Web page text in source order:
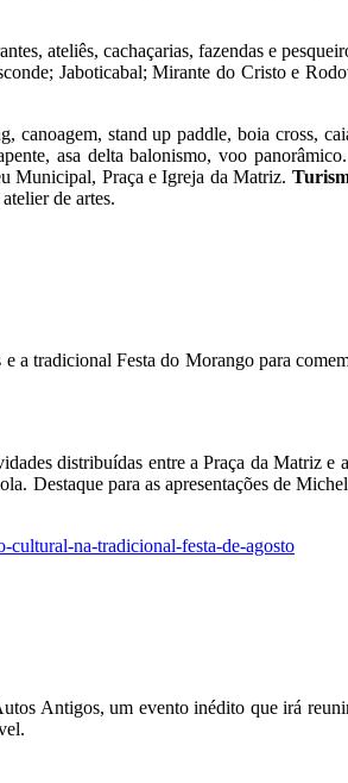
ateliês, cachaçarias, fazendas e
Jaboticabal; Mirante do Cristo e
canoagem, stand up paddle, boia cross,
asa delta balonismo, voo
Municipal, Praça e Igreja da Matriz.
de artes.
a tradicional Festa do Morango para
distribuídas entre a Praça da Matriz
Destaque para as apresentações de
cultural-na-tradicional-festa-de-agosto
Antigos, um evento inédito que irá